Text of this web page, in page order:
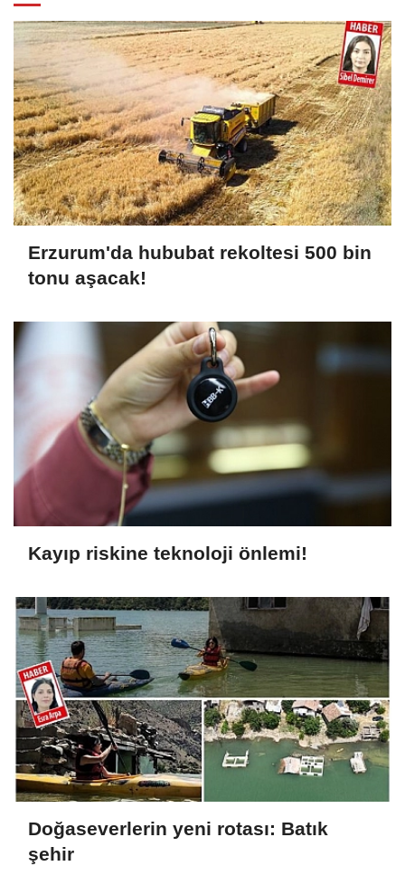
Erzurum'da hububat rekoltesi 500 bin
tonu aşacak!
Kayıp riskine teknoloji önlemi!
Doğaseverlerin yeni rotası: Batık
şehir